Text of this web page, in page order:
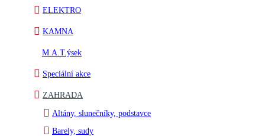
ELEKTRO
KAMNA
M.A.T.ýsek
Speciální akce
ZAHRADA
Altány, slunečníky, podstavce
Barely, sudy